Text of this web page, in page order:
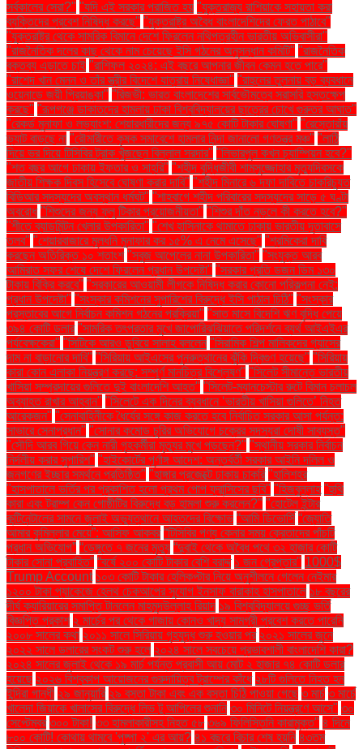
সর্বকালের সেরা?" "যদি এই সরকার পরাজিত হয় "যুক্তরাজ্য রাশিয়াকে সহায়তা করা
ব্যক্তিদের প্রবেশ নিষিদ্ধ করছে" "যুক্তরাষ্ট্র অবৈধ বাংলাদেশিদের ফেরত পাঠাবে"
"যুক্তরাষ্ট্র থেকে সামরিক বিমানে দেশে ফিরলেন নথিপত্রহীন ভারতীয় অভিবাসীরা"
"রাজনৈতিক দলের কাছ থেকে নাম চেয়েছে ইসি গঠনের অনুসন্ধান কমিটি" "রাজনৈতিক
বক্তব্য এড়াতে চাই "রাশিফল ২০২৪: এই বছরে আপনার জীবন কেমন হতে পারে"
"রাশেদ খান মেনন ও তাঁর স্ত্রীর বিদেশে যাত্রায় নিষেধাজ্ঞা" "রাহুলের তুলনায় বড় ব্যবধানে
ওয়েনাডে জয়ী প্রিয়াঙ্কা" "রিজভী: ভারত বাংলাদেশের সার্বভৌমত্বে সরাসরি হস্তক্ষেপ
করছে" "রূপগঞ্জে ডাকাতদের হামলায় ঢাকা বিশ্ববিদ্যালয়ের ছাত্রের চোখে গুরুতর আঘাত"
"রেকর্ড মুনাফা ও লভ্যাংশ: শেয়ারধারীদের জন্য ৯৭৫ কোটি টাকার ঘোষণা" "রেস্তোরাঁয়
ভ্যাট বাড়ছে না "রৌমারীতে কৃষক সমাবেশে হামলার নিন্দা জানালো গণতন্ত্র মঞ্চ" "লাঠি
দিয়ে ভর দিয়ে টিসিবির ট্রাক খুঁজছেন বিল্লাল সরদার" "লিভারপুল কখন চ্যাম্পিয়ন হবে?"
"শত বছর আগে ঢাকায় ইফতার ও সাহ্‌রি" "শহীদ বুদ্ধিজীবী শামসুজ্জোহার মৃত্যুদিবসকে
জাতীয় শিক্ষক দিবস হিসেবে ঘোষণা করার দাবি" "শহীদ মিনারে ৬ দফা দাবিতে চাকরিচ্যুত
বিডিআর সদস্যদের অবস্থান ধর্মঘট" "শাহবাগে শহীদ পরিবারের সদস্যদের সাড়ে ৫ ঘণ্টা
অবরোধ "শিশুদের জন্য ফ্লু টিকার প্রয়োজনীয়তা" "শিশুর দাঁত নড়লে কী করতে হবে?"
"শীতে ব্যাডমিন্টন খেলার উপকারিতা" "শেখ হাসিনাকে থামাতে ঢাকায় ভারতীয় দূতাবাসে
তলব" "শেয়ারবাজারে মূলধনি মুনাফার কর ১৫% এ নেমে এসেছে" "শ্রমিকেরা দাবি
করছেন অতিরিক্ত ১০ শতাংশ "সবুজ আপেলের নানা উপকারিতা" "সংযুক্ত আরব
আমিরাত সফর শেষে দেশে ফিরলেন প্রধান উপদেষ্টা" "সরকার প্রতি ডজন ডিম ১৩০
টাকায় বিক্রি করবে" "সরকারের আওয়ামী লীগকে নিষিদ্ধ করার কোনো পরিকল্পনা নেই:
প্রধান উপদেষ্টা" "সংস্কার কমিশনের সুপারিশের বিরুদ্ধে ইসি পাঠাল চিঠি" "সংস্কার
প্রস্তাবের আগে নির্বাচন কমিশন গঠনের প্রক্রিয়া" "সাত মাসে বিদেশি ঋণ বৃদ্ধি পেয়ে
৩৯৪ কোটি ডলার "সামরিক তৎপরতার মুখে জাপোরিঝঝিয়াতে পরিদর্শনে ব্যর্থ আইএইএর
পর্যবেক্ষকেরা" "সিটিকে আরও ডুবিয়ে সালাহ বললেন "সিরামিক শিল্প মালিকদের গ্যাসের
দাম না বাড়ানোর দাবি" "সিরিয়ায় আইএসের পুনরুত্থানের ঝুঁকি দ্বিগুণ হয়েছে" "সিরিয়ায়
কারা কোন এলাকা নিয়ন্ত্রণ করছে: সম্পূর্ণ মানচিত্র বিশ্লেষণ" "সিলেট সীমান্তে ভারতীয়
খাসিয়া সম্প্রদায়ের গুলিতে দুই বাংলাদেশি আহত" "সিলেট-ম্যানচেস্টার রুটে বিমান চলাচল
অব্যাহত রাখার আহ্বান" "সিলেটে এক দিনের ব্যবধানে ‘ভারতীয় খাসিয়া গু‌লিতে’ নিহত
আরেকজন" "সেনাবাহিনীকে ধৈর্যের সঙ্গে কাজ করতে হবে নির্বাচিত সরকার আসা পর্যন্ত:
সাভারে সেনাপ্রধান" "সোনার কমোড চুরির অভিযোগে চক্রের সদস্যরা দোষী সাব্যস্ত"
"সৌদি আরব গিয়ে কেন নারী গৃহকর্মীরা মৃত্যুর মুখে পড়ছেন?" "স্থানীয় সরকার নির্বাচন
নির্দলীয় করার সুপারিশ" "হাইকোর্টের পূর্ণাঙ্গ আদেশ: অন্তর্বর্তী সরকার আইনি দলিল ও
জনগণের ইচ্ছার সমর্থনে প্রতিষ্ঠিত" "হাঙ্গার প্রজেক্টে ঢাকায় চাকরি "হালিশহর
"হাসপাতালে ভর্তির পর প্রকাশিত হলো প্রথম পোপ ফ্রান্সিসের ছবি" "হিজবুল্লাহ "হুথি
কারা এবং ট্রাম্প কেন গোষ্ঠীটির বিরুদ্ধে বড় হামলা শুরু করলেন?" "হোটেল ইন্টার
কন্টিনেন্টালের সামনে জুলাই অভ্যুত্থানে আহতদের বিক্ষোভ “আমি ডিভোর্সি “জ্যোতি
আমার কুমিল্লার মেয়ে”: আসিফ আকবর “টিসিবির পণ্য কেনার সময় ক্রেতাদের পাঁচটি
প্রধান অভিযোগ” “ডেঙ্গুতে ৭ জনের মৃত্যু “দুবাই থেকে অবৈধ পথে ৩২ হাজার কোটি
টাকার সোনা প্রবাহিত” “বর্ষে ২০০ কোটি টাকার বেশি বরাদ্দ ১ জন গ্রেপ্তার" 1000$
Trump Account ১০৩ কোটি টাকার হেলিকপ্টার নিয়ে অনুশীলনে গেলেন নেইমার
১২০০ টাকা প্যাকেজে হেলথ চেকআপের সুযোগ ইনসাফ বারাকাহ হাসপাতালে ১৮ বছরের
দীর্ঘ ক্যারিয়ারের সমাপ্তি টানলেন মাহমুদউল্লাহ রিয়াদ ১৯ বিশ্ববিদ্যালয়ে গুচ্ছ ভর্তি
বিজ্ঞপ্তি প্রকাশ ২ মার্চের পর থেকে গাজায় কোনও খাদ্য সামগ্রী প্রবেশ করতে পারেনি
২০০৮ সালের কথা ২০১১ সালে সিরিয়ায় গৃহযুদ্ধ শুরু হওয়ার পর ২০২১ সালের জুনে
২০২২ সালে ডলারের সংকট শুরু হলে ২০২৪ সালে সবচেয়ে প্রভাবশালী বাংলাদেশি কারা?
২০২৪ সালের জুলাই থেকে ১৯ মার্চ পর্যন্ত প্রবাসী আয় মোট ২ হাজার ৭৪ কোটি ডলার
হয়েছে ২০২৬ বিশ্বকাপ আয়োজনের গুরুদায়িত্ব ট্রাম্পের কাঁধে ২৮টি গুলিতে নিহত হন
ইন্দিরা গান্ধী ২৯ জানুয়ারি ২৯ বস্তা টাকা এবং এক বস্তা চিঠি পাওয়া গেছে ৩ মার্চ ৩ মার্চে
খালেদা জিয়াকে খালাসের বিরুদ্ধে লিভ টু আপিলের শুনানি ৩০ মিনিটে নিয়ন্ত্রণে আসে" ৩০
সেপ্টেম্বর ৩০০ টাকা! ৩৩ হামলাকারীসহ নিহত ৫৮ ৩৬৯ ফিলিস্তিনি কারামুক্ত" ৪ দিনে
৮০০ কোটি! কোথায় থামবে 'পুষ্পা ২' এর আয়? ৪১ বছরে বিচার শেষ হয়নি ৪৩তম